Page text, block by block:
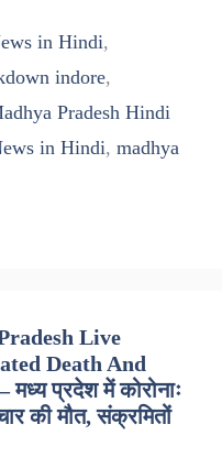
in Hindi,
indore,
Pradesh Hindi
in Hindi, madhya
Live
Death And
प्रदेश में कोरोनाः
की मौत, संक्रमितों